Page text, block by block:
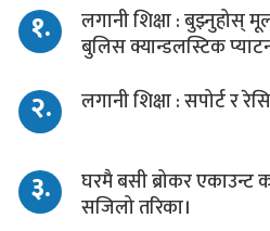
१.
लगानी शिक्षा : बुझ्नुहोस्
बुलिस क्यान्डलस्टिक
२. लगानी शिक्षा : सपोर्ट र
३.
घरमै बसी ब्रोकर एकाउन्ट
सजिलो तरिका।